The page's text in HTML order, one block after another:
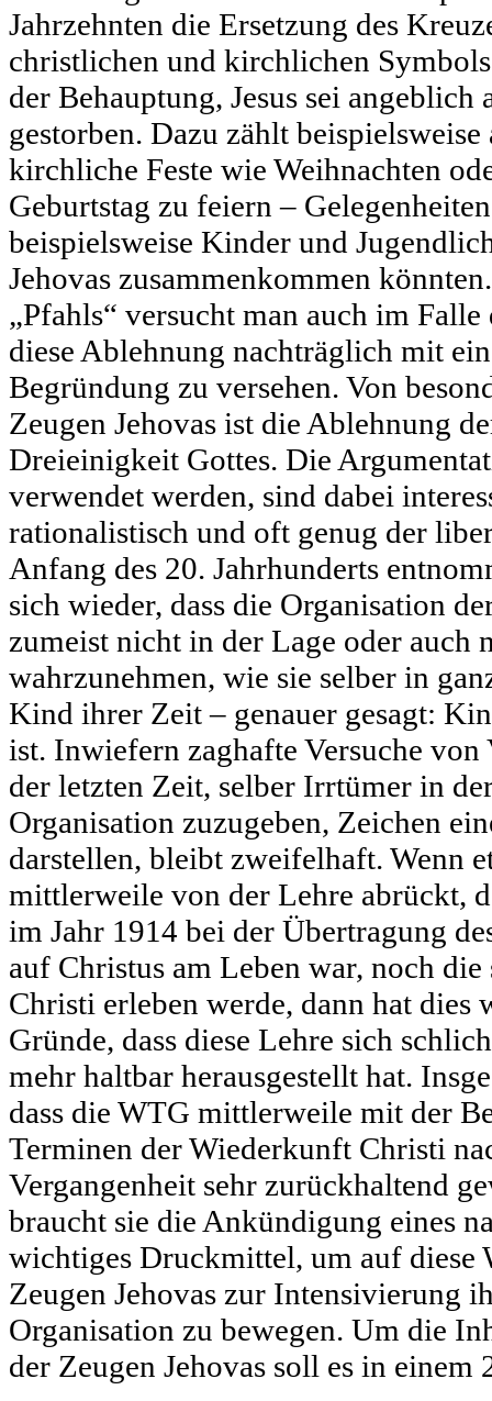
Jahrzehnten die Ersetzung des
christlichen und kirchlichen
der Behauptung, Jesus sei angeblich
gestorben. Dazu zählt beispielsweise
kirchliche Feste wie Weihnachten
Geburtstag zu feiern –
beispielsweise Kinder und
Jehovas zusammenkommen
„Pfahls“ versucht man auch im
diese Ablehnung nachträglich mit
Begründung zu versehen. Von
Zeugen Jehovas ist die Ablehnung
Dreieinigkeit Gottes. Die
verwendet werden, sind dabei
rationalistisch und oft genug der
Anfang des 20. Jahrhunderts
sich wieder, dass die Organisation
zumeist nicht in der Lage oder auch
wahrzunehmen, wie sie selber in
Kind ihrer Zeit – genauer gesagt:
ist. Inwiefern zaghafte Versuche
der letzten Zeit, selber Irrtümer in
Organisation zuzugeben, Zeichen
darstellen, bleibt zweifelhaft. Wenn
mittlerweile von der Lehre abrückt,
im Jahr 1914 bei der Übertragung
auf Christus am Leben war, noch
Christi erleben werde, dann hat dies
Gründe, dass diese Lehre sich
mehr haltbar herausgestellt hat.
dass die WTG mittlerweile mit der
Terminen der Wiederkunft Christi
Vergangenheit sehr zurückhaltend
braucht sie die Ankündigung eines
wichtiges Druckmittel, um auf diese
Zeugen Jehovas zur Intensivierung
Organisation zu bewegen. Um die
der Zeugen Jehovas soll es in einem